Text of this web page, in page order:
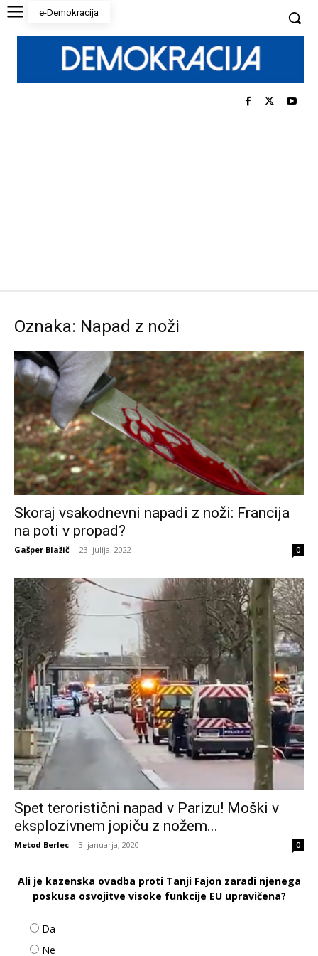
e-Demokracija
Oznaka: Napad z noži
Skoraj vsakodnevni napadi z noži: Francija
na poti v propad?
Gašper Blažič - 23. julija, 2022 0
Spet teroristični napad v Parizu! Moški v
eksplozivnem jopiču z nožem...
Metod Berlec - 3. januarja, 2020 0
Ali je kazenska ovadba proti Tanji Fajon zaradi njenega
poskusa osvojitve visoke funkcije EU upravičena?
Da
Ne